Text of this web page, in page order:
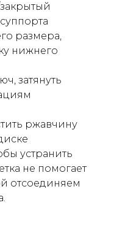
размера,
нижнего
затянуть
ржавчину
устранить
не помогает
отсоединяем